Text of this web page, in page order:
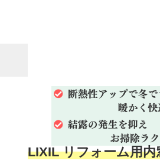
LIXIL リフォーム用